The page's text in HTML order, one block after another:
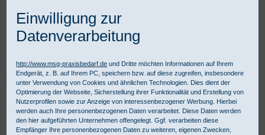
Praxisbedarf Shop Notfall
Reanimation
Phantome für Reanimationstraining
CPR Klicker Aktivator für BRAYDEN
Einwilligung zur
Datenverarbeitung
http://www.msg-praxisbedarf.de und Dritte möchten Informationen auf Ihrem
Endgerät, z. B. auf Ihrem PC, speichern bzw. auf diese zugreifen, insbesondere
unter Verwendung von Cookies und ähnlichen Technologien. Dies dient der
Optimierung der Webseite, Sicherstellung ihrer Funktionalität und Erstellung von
Nutzerprofilen sowie zur Anzeige von interessenbezogener Werbung. Hierbei
werden auch Ihre personenbezogenen Daten verarbeitet. Diese Daten werden
den hier aufgeführten Unternehmen offengelegt. Ggf. verarbeiten diese
Empfänger Ihre personenbezogenen Daten zu weiteren, eigenen Zwecken,